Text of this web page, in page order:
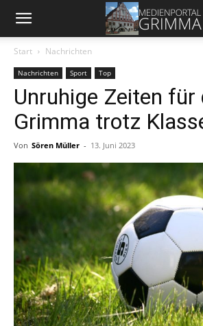
Start Nachrichten
Nachrichten Sport Top
Unruhige Zeiten für
Grimma trotz
Von Sören Müller - 13. Juni 2023